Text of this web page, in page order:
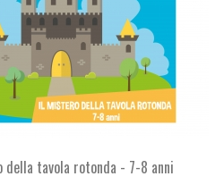
tavola rotonda - 7-8 anni